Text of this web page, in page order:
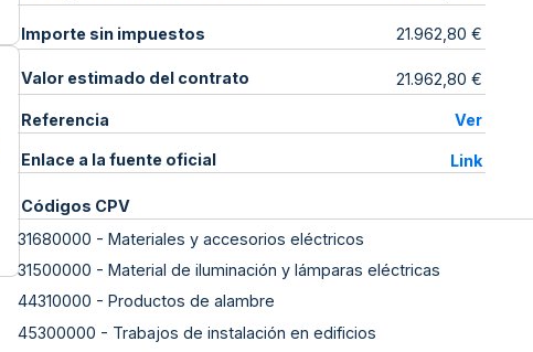
Importe sin impuestos 21.962,80 €
Valor estimado del contrato 21.962,80 €
Referencia Ver
Enlace a la fuente oficial Link
Códigos CPV
31680000 - Materiales y accesorios eléctricos
31500000 - Material de iluminación y lámparas eléctricas
44310000 - Productos de alambre
45300000 - Trabajos de instalación en edificios